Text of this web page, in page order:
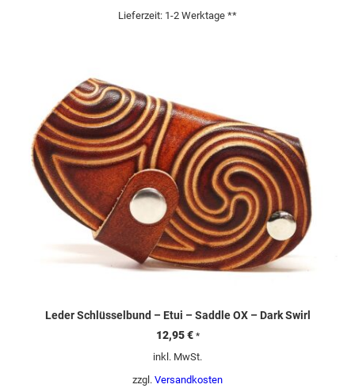
Lieferzeit: 1-2 Werktage **
Leder Schlüsselbund – Etui – Saddle OX – Dark Swirl
12,95€ *
inkl. MwSt.
zzgl. Versandkosten